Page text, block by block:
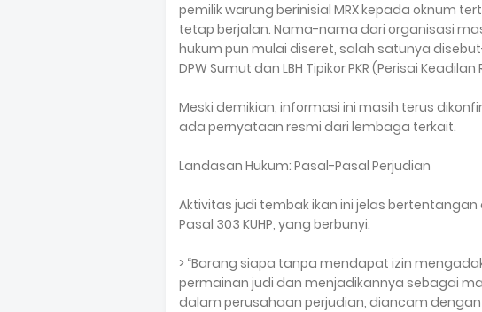
pemilik warung berinisial MRX kepada oknum
tetap berjalan. Nama-nama dari organisasi
hukum pun mulai diseret, salah satunya
DPW Sumut dan LBH Tipikor PKR (Perisai Keadilan
Meski demikian, informasi ini masih terus
ada pernyataan resmi dari lembaga terkait.
Landasan Hukum: Pasal-Pasal Perjudian
Aktivitas judi tembak ikan ini jelas
Pasal 303 KUHP, yang berbunyi:
> “Barang siapa tanpa mendapat izin
permainan judi dan menjadikannya sebagai
dalam perusahaan perjudian, diancam